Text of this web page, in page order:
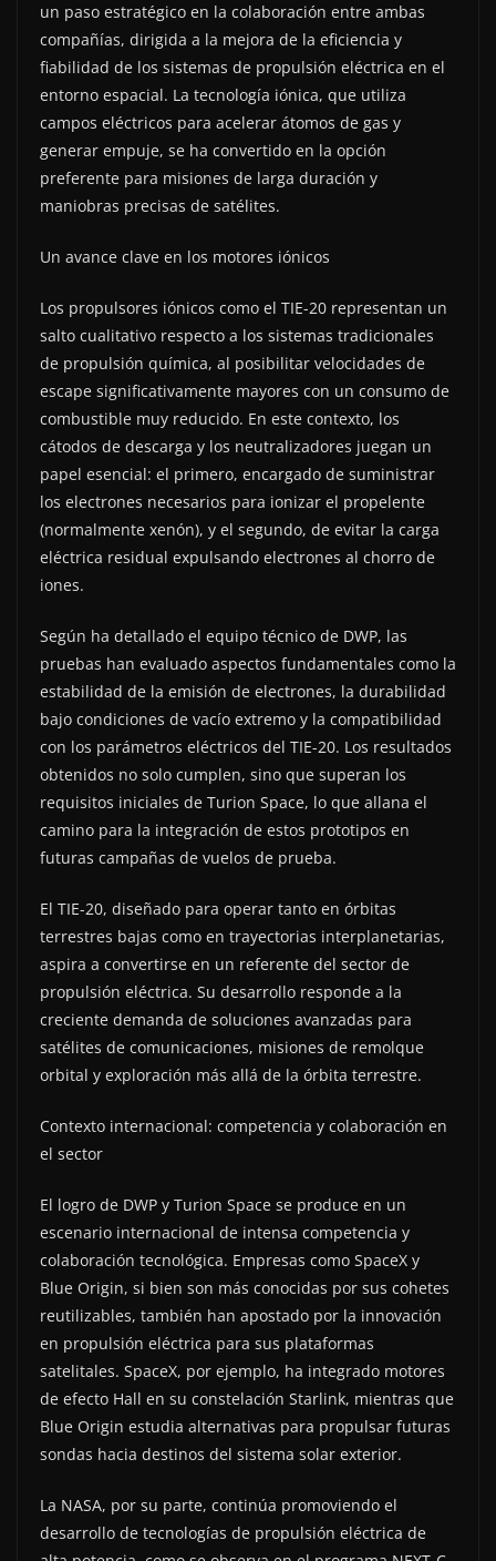
un paso estratégico en la colaboración entre ambas
compañías, dirigida a la mejora de la eficiencia y
fiabilidad de los sistemas de propulsión eléctrica en el
entorno espacial. La tecnología iónica, que utiliza
campos eléctricos para acelerar átomos de gas y
generar empuje, se ha convertido en la opción
preferente para misiones de larga duración y
maniobras precisas de satélites.
Un avance clave en los motores iónicos
Los propulsores iónicos como el TIE-20 representan un
salto cualitativo respecto a los sistemas tradicionales
de propulsión química, al posibilitar velocidades de
escape significativamente mayores con un consumo de
combustible muy reducido. En este contexto, los
cátodos de descarga y los neutralizadores juegan un
papel esencial: el primero, encargado de suministrar
los electrones necesarios para ionizar el propelente
(normalmente xenón), y el segundo, de evitar la carga
eléctrica residual expulsando electrones al chorro de
iones.
Según ha detallado el equipo técnico de DWP, las
pruebas han evaluado aspectos fundamentales como la
estabilidad de la emisión de electrones, la durabilidad
bajo condiciones de vacío extremo y la compatibilidad
con los parámetros eléctricos del TIE-20. Los resultados
obtenidos no solo cumplen, sino que superan los
requisitos iniciales de Turion Space, lo que allana el
camino para la integración de estos prototipos en
futuras campañas de vuelos de prueba.
El TIE-20, diseñado para operar tanto en órbitas
terrestres bajas como en trayectorias interplanetarias,
aspira a convertirse en un referente del sector de
propulsión eléctrica. Su desarrollo responde a la
creciente demanda de soluciones avanzadas para
satélites de comunicaciones, misiones de remolque
orbital y exploración más allá de la órbita terrestre.
Contexto internacional: competencia y colaboración en
el sector
El logro de DWP y Turion Space se produce en un
escenario internacional de intensa competencia y
colaboración tecnológica. Empresas como SpaceX y
Blue Origin, si bien son más conocidas por sus cohetes
reutilizables, también han apostado por la innovación
en propulsión eléctrica para sus plataformas
satelitales. SpaceX, por ejemplo, ha integrado motores
de efecto Hall en su constelación Starlink, mientras que
Blue Origin estudia alternativas para propulsar futuras
sondas hacia destinos del sistema solar exterior.
La NASA, por su parte, continúa promoviendo el
desarrollo de tecnologías de propulsión eléctrica de